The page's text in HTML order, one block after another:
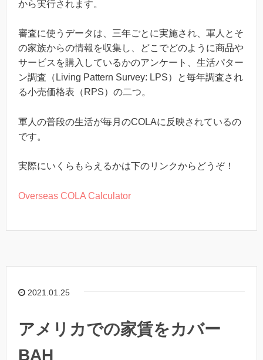
から実行されます。
審査に使うデータは、三年ごとに実施され、軍人とそ
の家族からの情報を収集し、どこでどのように商品や
サービスを購入しているかのアンケート、生活パター
ン調査（Living Pattern Survey: LPS）と毎年調査され
る小売価格表（RPS）の二つ。
軍人の普段の生活が毎月のCOLAに反映されているの
です。
実際にいくらもらえるかは下のリンクからどうぞ！
Overseas COLA Calculator
2021.01.25
アメリカでの家賃をカバー
BAH